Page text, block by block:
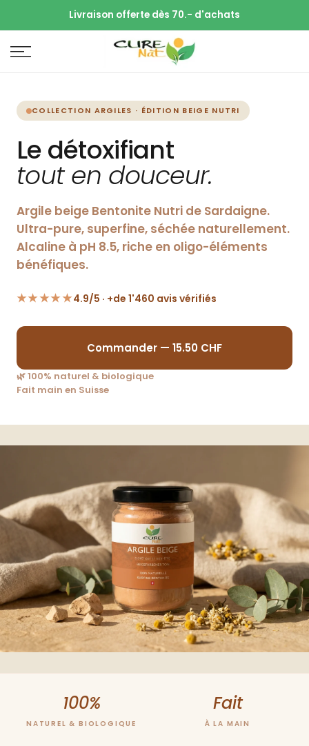
Livraison offerte dès 70.- d'achats
COLLECTION ARGILES · ÉDITION BEIGE NUTRI
Le détoxifiant
tout en douceur.
Argile beige Bentonite Nutri de Sardaigne.
Ultra-pure, superfine, séchée naturellement.
Alcaline à pH 8.5, riche en oligo-éléments
bénéfiques.
★★★★★4.9/5 · +de 1'460 avis vérifiés
Commander — 15.50 CHF
🌿 100% naturel & biologique
Fait main en Suisse
100%
NATUREL & BIOLOGIQUE
Fait
À LA MAIN